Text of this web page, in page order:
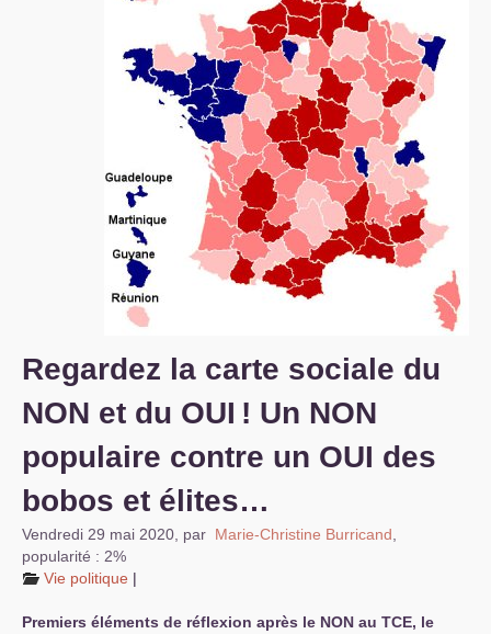
Regardez la carte sociale du
NON et du OUI ! Un NON
populaire contre un OUI des
bobos et élites…
Vendredi 29 mai 2020 par Marie-Christine Burricand
popularité : 2%
Vie politique |
Premiers éléments de réflexion après le NON au TCE, le